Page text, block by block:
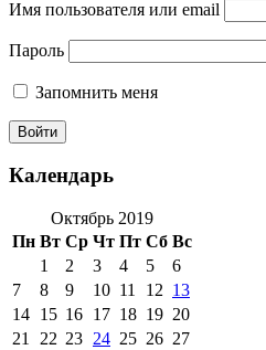
Имя пользователя или email
Пароль
Запомнить меня
Календарь
Октябрь 2019
Пн Вт Ср Чт Пт Сб Вс
1
2 3 4 5
6
7
8 9 10 11 12 13
14 15 16 17 18 19 20
21
22 23 24 25 26 27